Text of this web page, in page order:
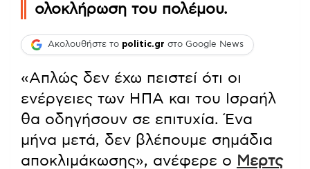
ολοκλήρωση του πολέμου.
Ακολουθήστε το politic.gr στο Google News
«Απλώς δεν έχω πειστεί ότι οι
ενέργειες των ΗΠΑ και του Ισραήλ
θα οδηγήσουν σε επιτυχία. Ένα
μήνα μετά, δεν βλέπουμε σημάδια
αποκλιμάκωσης», ανέφερε ο Μερτς